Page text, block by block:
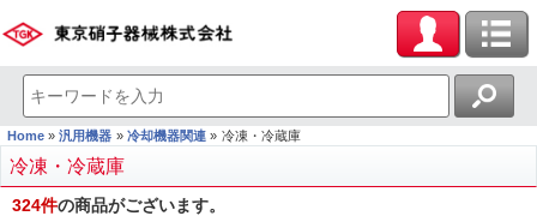
Home 汎用機器 冷却機器関連 冷凍・冷蔵庫
冷凍・冷蔵庫
324件の商品がございます。